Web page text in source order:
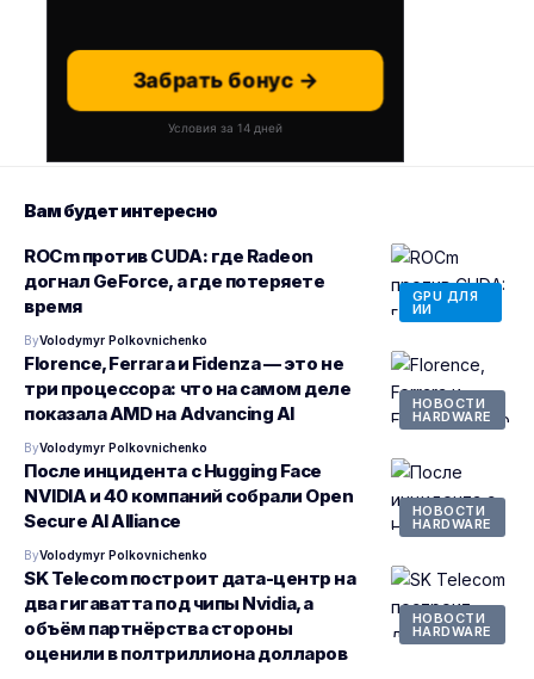
Забрать бонус →
Условия за 14 дней
Вам будет интересно
GPU ДЛЯ
ИИ
ROCm против CUDA: где Radeon
догнал GeForce, а где потеряете
время
ByVolodymyr Polkovnichenko
НОВОСТИ
HARDWARE
Florence, Ferrara и Fidenza — это не
три процессора: что на самом деле
показала AMD на Advancing AI
ByVolodymyr Polkovnichenko
НОВОСТИ
HARDWARE
После инцидента с Hugging Face
NVIDIA и 40 компаний собрали Open
Secure AI Alliance
ByVolodymyr Polkovnichenko
НОВОСТИ
HARDWARE
SK Telecom построит дата-центр на
два гигаватта под чипы Nvidia, а
объём партнёрства стороны
оценили в полтриллиона долларов